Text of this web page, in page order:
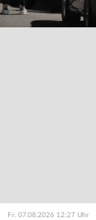
Fr. 07.08.2026 12:27 Uhr